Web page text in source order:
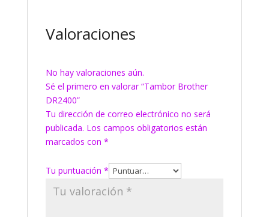
Valoraciones
No hay valoraciones aún.
Sé el primero en valorar “Tambor Brother
DR2400”
Tu dirección de correo electrónico no será
publicada. Los campos obligatorios están
marcados con *
Tu puntuación *